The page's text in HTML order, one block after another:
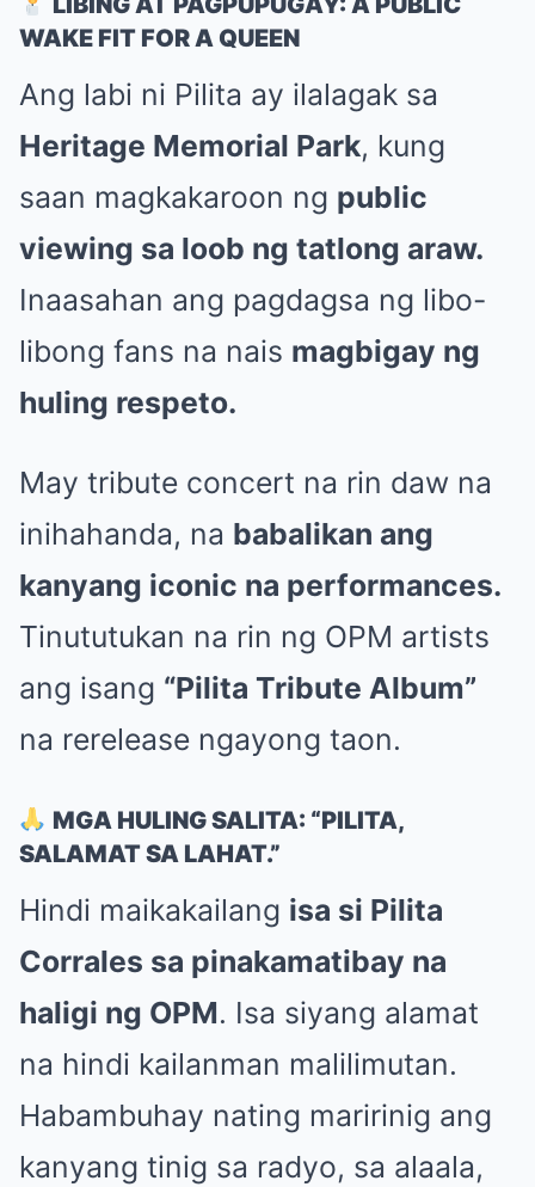
WAKE FIT FOR A QUEEN
Ang labi ni Pilita ay ilalagak sa
Heritage Memorial Park, kung
saan magkakaroon ng public
viewing sa loob ng tatlong araw.
Inaasahan ang pagdagsa ng libo-
libong fans na nais magbigay ng
huling respeto.
May tribute concert na rin daw na
inihahanda, na babalikan ang
kanyang iconic na performances.
Tinututukan na rin ng OPM artists
ang isang “Pilita Tribute Album”
na rerelease ngayong taon.
MGA HULING SALITA: “PILITA,
SALAMAT SA LAHAT.”
Hindi maikakailang isa si Pilita
Corrales sa pinakamatibay na
haligi ng OPM. Isa siyang alamat
na hindi kailanman malilimutan.
Habambuhay nating maririnig ang
kanyang tinig sa radyo, sa alaala,